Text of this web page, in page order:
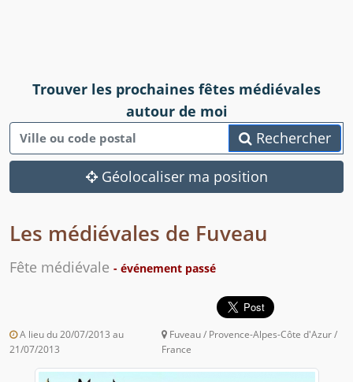
Trouver les prochaines fêtes médiévales
autour de moi
Rechercher
Géolocaliser ma position
Les médiévales de Fuveau
Fête médiévale - événement passé
A lieu du 20/07/2013 au
21/07/2013
Fuveau / Provence-Alpes-Côte d'Azur /
France